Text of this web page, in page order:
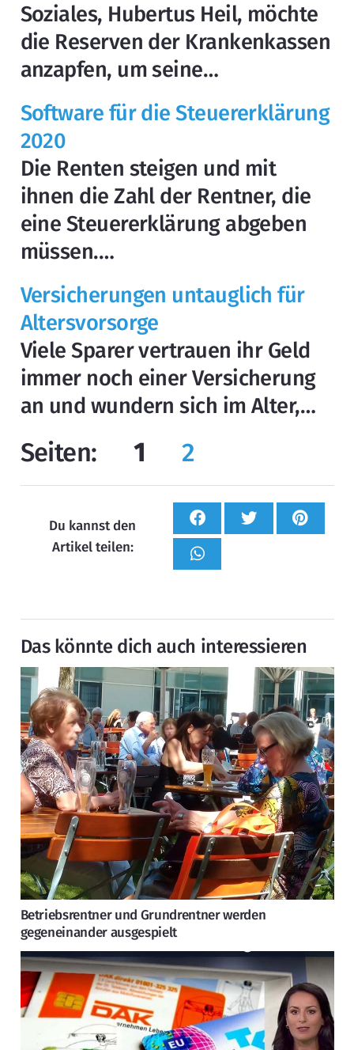
Soziales, Hubertus Heil, möchte
die Reserven der Krankenkassen
anzapfen, um seine…
Software für die Steuererklärung
2020
Die Renten steigen und mit
ihnen die Zahl der Rentner, die
eine Steuererklärung abgeben
müssen.…
Versicherungen untauglich für
Altersvorsorge
Viele Sparer vertrauen ihr Geld
immer noch einer Versicherung
an und wundern sich im Alter,…
Seiten: 1 2
Du kannst den
Artikel teilen:
Das könnte dich auch interessieren
Betriebsrentner und Grundrentner werden
gegeneinander ausgespielt